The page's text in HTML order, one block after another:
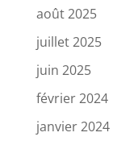
août 2025
juillet 2025
juin 2025
février 2024
janvier 2024